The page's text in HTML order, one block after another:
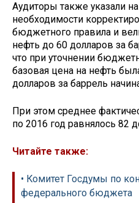
Аудиторы также указали
необходимости
бюджетного правила и
нефть до 60 долларов за
что при уточнении
базовая цена на нефть
долларов за баррель
При этом среднее
по 2016 год равнялось 82
Читайте также:
• Комитет Госдумы по
федерального бюджета